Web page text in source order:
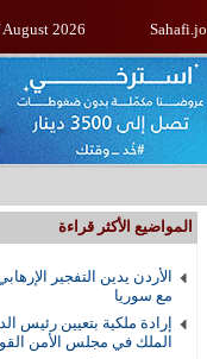
2026 Sahafi.jo
المواضيع الأكثر قراءة
الأردن يدين التفجير
مع سوريا
إرادة ملكية بتعيين رئيس
الملك في مجلس الأمن